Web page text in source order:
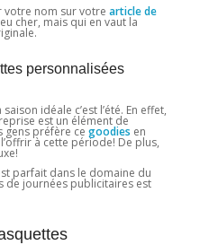
votre nom sur votre article de
cher, mais qui en vaut la
personnalisées
idéale c’est l’été. En effet,
est un élément de
gens préfère ce goodies en
à cette période! De plus,
parfait dans le domaine du
de journées publicitaires est